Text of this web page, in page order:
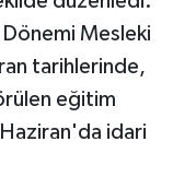
Mesleki
tarihlerinde,
eğitim
idari